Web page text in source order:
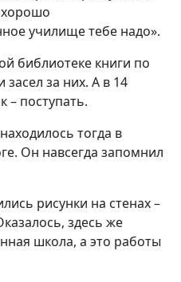
училище тебе надо».
библиотеке книги по
засел за них. А в 14
– поступать.
находилось тогда в
. Он навсегда запомнил
рисунки на стенах –
здесь же
школа, а это работы